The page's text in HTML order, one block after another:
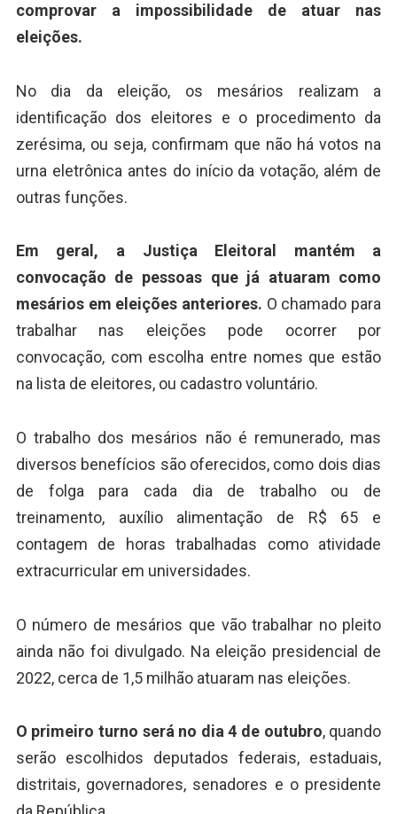
comprovar a impossibilidade de atuar nas
eleições.
No dia da eleição, os mesários realizam a
identificação dos eleitores e o procedimento da
zerésima, ou seja, confirmam que não há votos na
urna eletrônica antes do início da votação, além de
outras funções.
Em geral, a Justiça Eleitoral mantém a
convocação de pessoas que já atuaram como
mesários em eleições anteriores. O chamado para
trabalhar nas eleições pode ocorrer por
convocação, com escolha entre nomes que estão
na lista de eleitores, ou cadastro voluntário.
O trabalho dos mesários não é remunerado, mas
diversos benefícios são oferecidos, como dois dias
de folga para cada dia de trabalho ou de
treinamento, auxílio alimentação de R$ 65 e
contagem de horas trabalhadas como atividade
extracurricular em universidades.
O número de mesários que vão trabalhar no pleito
ainda não foi divulgado. Na eleição presidencial de
2022, cerca de 1,5 milhão atuaram nas eleições.
O primeiro turno será no dia 4 de outubro, quando
serão escolhidos deputados federais, estaduais,
distritais, governadores, senadores e o presidente